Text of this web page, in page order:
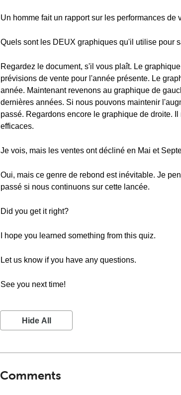
Un homme fait un rapport sur les performances
Quels sont les DEUX graphiques qu'il utilise pour
Regardez le document, s'il vous plaît. Le
prévisions de vente pour l'année présente. Le
année. Maintenant revenons au graphique de
dernières années. Si nous pouvons maintenir
passé. Regardons encore le graphique de droite.
efficaces.
Je vois, mais les ventes ont décliné en Mai et
Oui, mais ce genre de rebond est inévitable. Je
passé si nous continuons sur cette lancée.
Did you get it right?
I hope you learned something from this quiz.
Let us know if you have any questions.
See you next time!
Hide All
Comments